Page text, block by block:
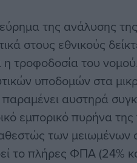
εύρημα της ανάλυσης
στους εθνικούς
η τροφοδοσία του
υποδομών στα
αυστηρά
εμπορικό πυρήνα
των μειωμένων
το πλήρες ΦΠΑ (24%